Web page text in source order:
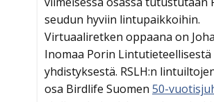
seudun hyviin lintupaikkoihin.
Virtuaaliretken oppaana on
Inomaa Porin Lintutieteellisestä
yhdistyksestä. RSLH:n
osa Birdlife Suomen 50-